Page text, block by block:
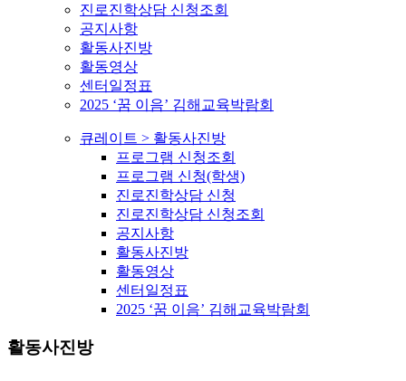
진로진학상담 신청조회
공지사항
활동사진방
활동영상
센터일정표
2025 ‘꿈 이음’ 김해교육박람회
큐레이트 > 활동사진방
프로그램 신청조회
프로그램 신청(학생)
진로진학상담 신청
진로진학상담 신청조회
공지사항
활동사진방
활동영상
센터일정표
2025 ‘꿈 이음’ 김해교육박람회
활동사진방